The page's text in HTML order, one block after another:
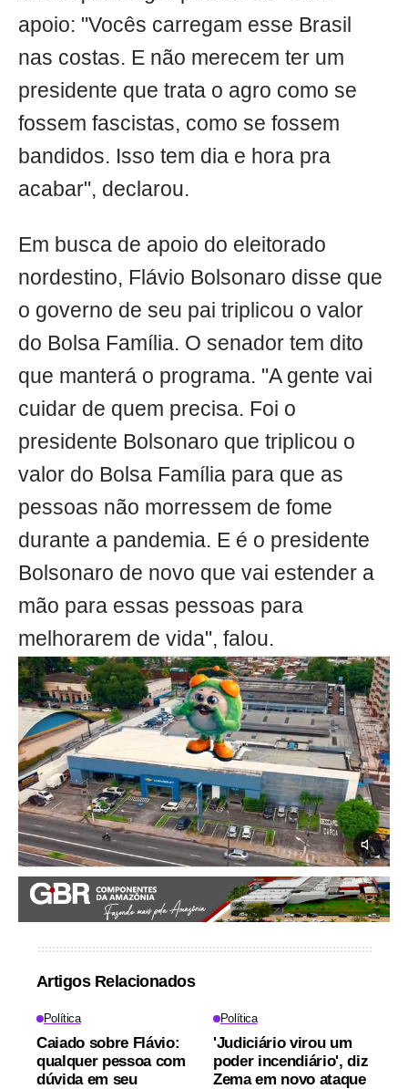
apoio: "Vocês carregam esse Brasil
nas costas. E não merecem ter um
presidente que trata o agro como se
fossem fascistas, como se fossem
bandidos. Isso tem dia e hora pra
acabar", declarou.
Em busca de apoio do eleitorado
nordestino, Flávio Bolsonaro disse que
o governo de seu pai triplicou o valor
do Bolsa Família. O senador tem dito
que manterá o programa. "A gente vai
cuidar de quem precisa. Foi o
presidente Bolsonaro que triplicou o
valor do Bolsa Família para que as
pessoas não morressem de fome
durante a pandemia. E é o presidente
Bolsonaro de novo que vai estender a
mão para essas pessoas para
melhorarem de vida", falou.
Artigos Relacionados
Política
Caiado sobre Flávio:
qualquer pessoa com
dúvida em seu
Política
'Judiciário virou um
poder incendiário', diz
Zema em novo ataque